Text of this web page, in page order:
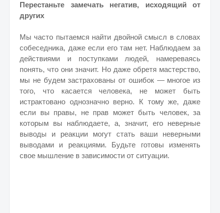
Перестаньте замечать негатив, исходящий от
других
Мы часто пытаемся найти двойной смысл в словах
собеседника, даже если его там нет. Наблюдаем за
действиями и поступками людей, намереваясь
понять, что они значит. Но даже обретя мастерство,
мы не будем застрахованы от ошибок — многое из
того, что касается человека, не может быть
истрактовано однозначно верно. К тому же, даже
если вы правы, не прав может быть человек, за
которым вы наблюдаете, а, значит, его неверные
выводы и реакции могут стать ваши неверными
выводами и реакциями. Будьте готовы изменять
свое мышление в зависимости от ситуации.